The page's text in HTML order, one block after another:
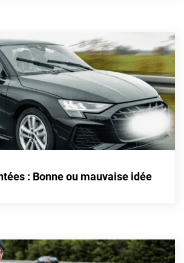
: Bonne ou mauvaise idée